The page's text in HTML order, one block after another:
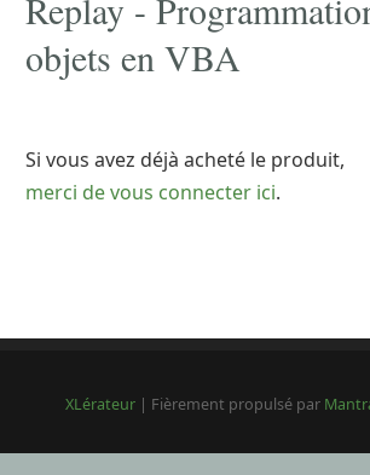
Replay -
objets en VBA
Si vous avez déjà acheté le produit,
merci de vous connecter ici.
XLérateur | Fièrement propulsé par